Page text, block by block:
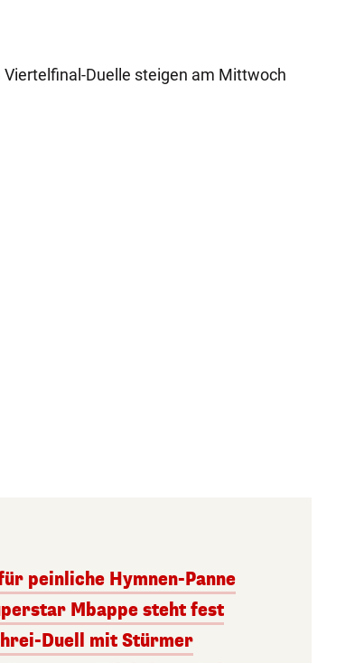
Duelle steigen am Mittwoch
peinliche Hymnen-Panne
Mbappe steht fest
Duell mit Stürmer